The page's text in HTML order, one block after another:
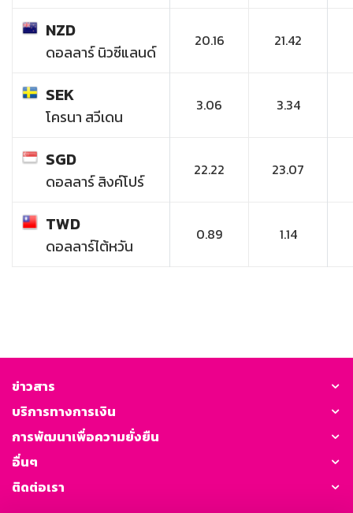
NZD
ดอลลาร์ นิวซีแลนด์
20.16 21.42
SEK
โครนา สวีเดน
3.06 3.34
SGD
ดอลลาร์ สิงค์โปร์
22.22 23.07
TWD
ดอลลาร์ไต้หวัน
0.89 1.14
ข่าวสาร
บริการทางการเงิน
การพัฒนาเพื่อความยั่งยืน
อื่นๆ
ติดต่อเรา